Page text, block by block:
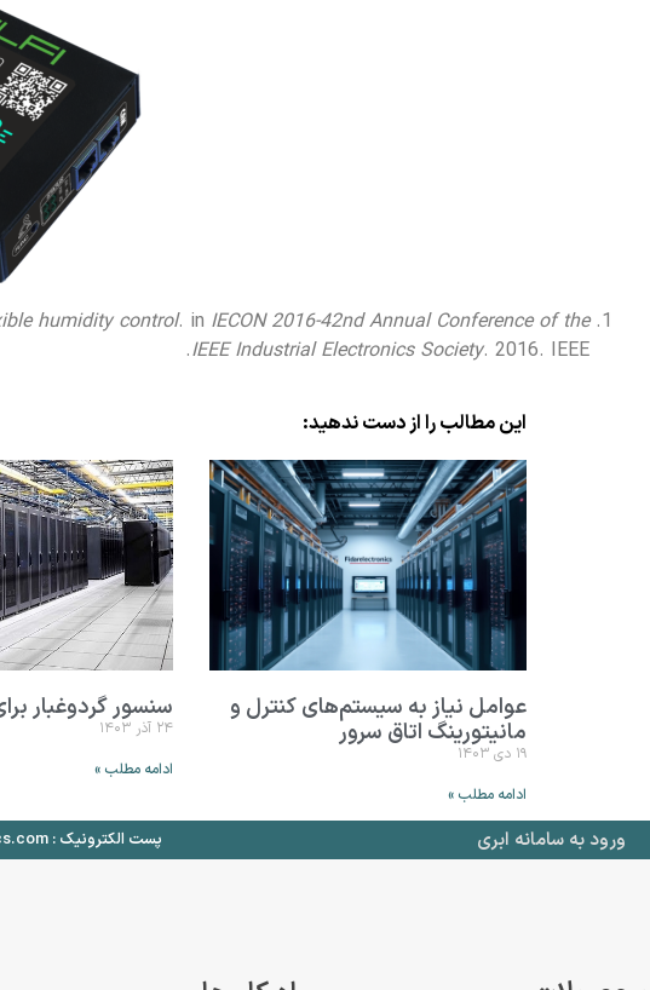
humidity control. in IECON 2016-42nd Annual Conference of the
IEEE Industrial Electronics Society. 2016. IEEE.
این مطالب را از دست ندهید:
عوامل نیاز به سیستم‌های کنترل و
مانیتورینگ اتاق سرور
۱۹ دی ۱۴۰۳
ادامه مطلب »
سنسور گردوغبار
۲۴ آذر ۱۴۰۳
ادامه مطلب »
ورود به سامانه ابری پست الکترونیک : info@fidarelectronics.com